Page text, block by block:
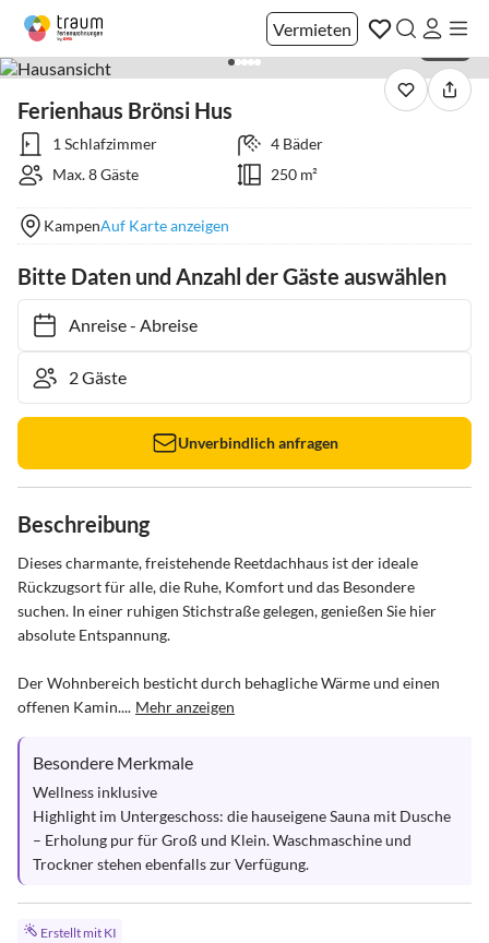
Vermieten
Ferienhaus Brönsi Hus
1 Schlafzimmer
4 Bäder
Max. 8 Gäste
250 m²
KampenAuf Karte anzeigen
Bitte Daten und Anzahl der Gäste auswählen
Anreise- Abreise
Unverbindlich anfragen
Beschreibung
Dieses charmante, freistehende Reetdachhaus ist der ideale
Rückzugsort für alle, die Ruhe, Komfort und das Besondere
suchen. In einer ruhigen Stichstraße gelegen, genießen Sie hier
absolute Entspannung.
Der Wohnbereich besticht durch behagliche Wärme und einen
offenen Kamin.... Mehr anzeigen
Besondere Merkmale
Wellness inklusive
Highlight im Untergeschoss: die hauseigene Sauna mit Dusche
– Erholung pur für Groß und Klein. Waschmaschine und
Trockner stehen ebenfalls zur Verfügung.
Erstellt mit KI